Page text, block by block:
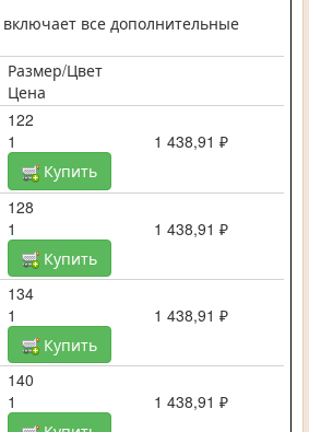
все дополнительные
Размер/Цвет
Цена
122
1
1 438,91 ₽
Купить
128
1
1 438,91 ₽
Купить
134
1
1 438,91 ₽
Купить
140
1
1 438,91 ₽